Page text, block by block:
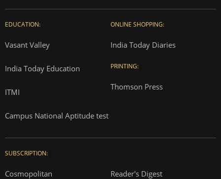
EDUCATION:
Vasant Valley
India Today Education
ITMI
Campus National Aptitude test
ONLINE SHOPPING:
India Today Diaries
PRINTING:
Thomson Press
SUBSCRIPTION:
Cosmopolitan Reader's Digest